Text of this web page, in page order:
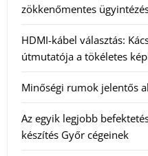
zökkenőmentes
HDMI-kábel választás:
útmutatója a tökéletes
Minőségi rumok jelentős
Az egyik legjobb
készítés Győr cégeinek